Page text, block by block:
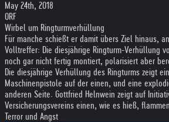
May 24th, 2018
ORF
Wirbel um Ringturmverhüllung
Für manche schießt er damit übers Ziel hinaus,
Volltreffer: Die diesjährige Ringturm-Verhüllung
noch gar nicht fertig montiert, polarisiert aber
Die diesjährige Verhüllung des Ringturms zeigt
Maschinenpistole auf der einen, und eine
anderen Seite. Gottfried Helnwein zeigt auf
Versicherungsvereins einen, wie es hieß,
Terror und Angst